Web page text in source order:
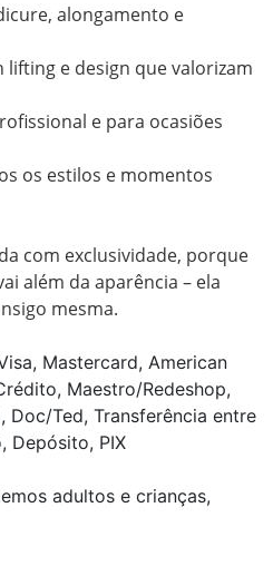
alongamento e
lifting e design que valorizam
e para ocasiões
os estilos e momentos
com exclusividade, porque
além da aparência – ela
mesma.
Mastercard, American
Maestro/Redeshop,
Doc/Ted, Transferência entre
Depósito, PIX
adultos e crianças,